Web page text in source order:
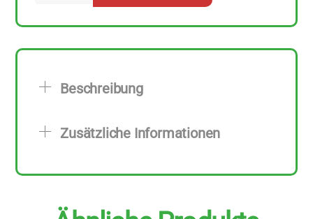
Stück
Beschreibung
Zusätzliche Informationen